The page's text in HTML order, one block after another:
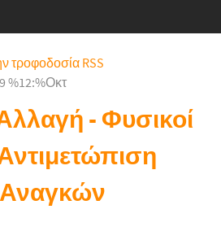
τροφοδοσία RSS
%12:%Οκτ
- Φυσικοί